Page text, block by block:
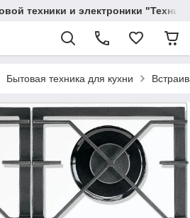
техники и электроники
Бытовая техника для кухни